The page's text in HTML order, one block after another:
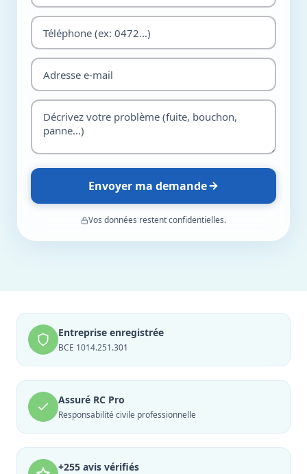
Envoyer ma demande
Vos données restent confidentielles.
Entreprise enregistrée
BCE 1014.251.301
Assuré RC Pro
Responsabilité civile professionnelle
+255 avis vérifiés